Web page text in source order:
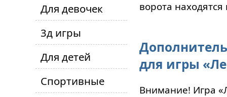
Для девочек
3д игры
Для детей
Спортивные
ворота
для игры
Внимание! Игра